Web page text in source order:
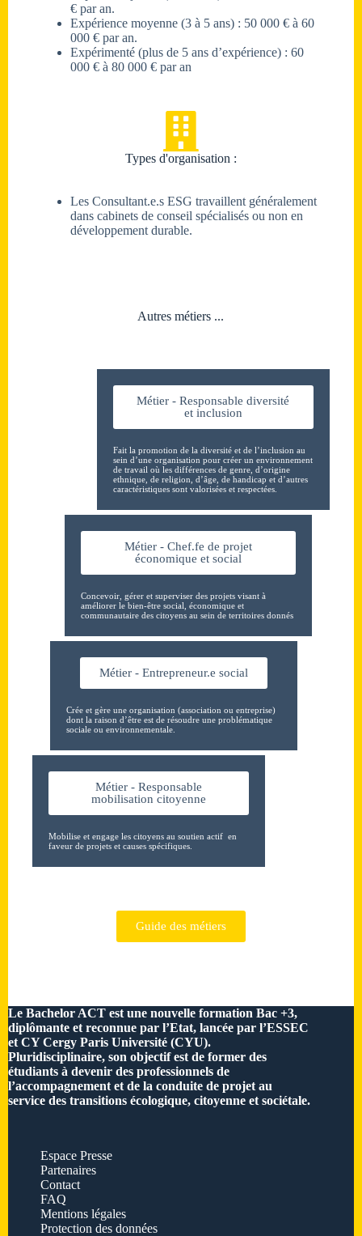
€ par an.
Expérience moyenne (3 à 5 ans) : 50 000 € à 60
000 € par an.
Expérimenté (plus de 5 ans d’expérience) : 60
000 € à 80 000 € par an
Types d'organisation :
Les Consultant.e.s ESG travaillent généralement
dans cabinets de conseil spécialisés ou non en
développement durable.
Autres métiers ...
Métier - Responsable diversité
et inclusion
Fait la promotion de la diversité et de l’inclusion au
sein d’une organisation pour créer un environnement
de travail où les différences de genre, d’origine
ethnique, de religion, d’âge, de handicap et d’autres
caractéristiques sont valorisées et respectées.
Métier - Chef.fe de projet
économique et social
Concevoir, gérer et superviser des projets visant à
améliorer le bien-être social, économique et
communautaire des citoyens au sein de territoires donnés
Métier - Entrepreneur.e social
Crée et gère une organisation (association ou entreprise)
dont la raison d’être est de résoudre une problématique
sociale ou environnementale.
Métier - Responsable
mobilisation citoyenne
Mobilise et engage les citoyens au soutien actif en
faveur de projets et causes spécifiques.
Guide des métiers
Le Bachelor ACT est une nouvelle formation Bac +3,
diplômante et reconnue par l’Etat, lancée par l’ESSEC
et CY Cergy Paris Université (CYU).
Pluridisciplinaire, son objectif est de former des
étudiants à devenir des professionnels de
l’accompagnement et de la conduite de projet au
service des transitions écologique, citoyenne et sociétale.
Espace Presse
Partenaires
Contact
FAQ
Mentions légales
Protection des données